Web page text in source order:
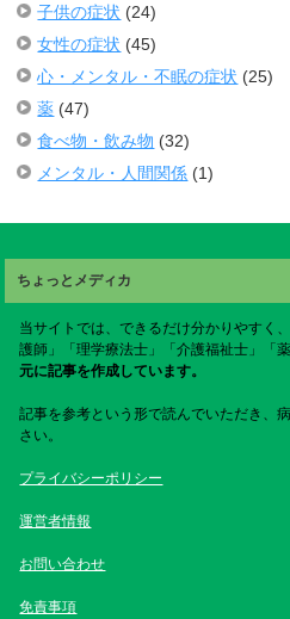
子供の症状 (24)
女性の症状 (45)
心・メンタル・不眠の症状 (25)
薬 (47)
食べ物・飲み物 (32)
メンタル・人間関係 (1)
ちょっとメディカ
当サイトでは、できるだけ分かりやすく
護師」「理学療法士」「介護福祉士」「
元に記事を作成しています。
記事を参考という形で読んでいただき、
さい。
プライバシーポリシー
運営者情報
お問い合わせ
免責事項